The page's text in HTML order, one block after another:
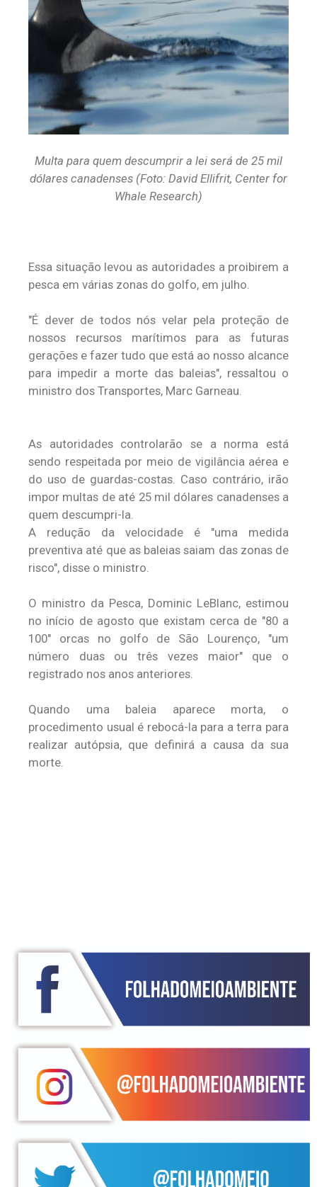
Multa para quem descumprir a lei será de 25 mil
dólares canadenses (Foto: David Ellifrit, Center for
Whale Research)
Essa situação levou as autoridades a proibirem a
pesca em várias zonas do golfo, em julho.
"É dever de todos nós velar pela proteção de
nossos recursos marítimos para as futuras
gerações e fazer tudo que está ao nosso alcance
para impedir a morte das baleias", ressaltou o
ministro dos Transportes, Marc Garneau.
As autoridades controlarão se a norma está
sendo respeitada por meio de vigilância aérea e
do uso de guardas-costas. Caso contrário, irão
impor multas de até 25 mil dólares canadenses a
quem descumpri-la.
A redução da velocidade é "uma medida
preventiva até que as baleias saiam das zonas de
risco", disse o ministro.
O ministro da Pesca, Dominic LeBlanc, estimou
no início de agosto que existam cerca de "80 a
100" orcas no golfo de São Lourenço, "um
número duas ou três vezes maior" que o
registrado nos anos anteriores.
Quando uma baleia aparece morta, o
procedimento usual é rebocá-la para a terra para
realizar autópsia, que definirá a causa da sua
morte.